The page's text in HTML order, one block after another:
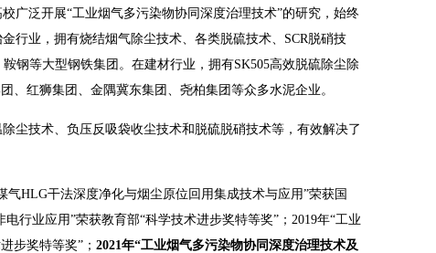
广泛开展“工业烟气多污染物协同深度治理技术”的研究，始终
行业，拥有烧结烟气除尘技术、各类脱硫技术、SCR脱硝技
钢等大型钢铁集团。在建材行业，拥有SK505高效脱硫除尘除
、红狮集团、金隅冀东集团、尧柏集团等众多水泥企业。
尘技术、负压反吸袋收尘技术和脱硫脱硝技术等，有效解决了
HLG干法深度净化与烟尘原位回用集成技术与应用”荣获国
行业应用”荣获教育部“科学技术进步奖特等奖”；2019年“工业
步奖特等奖”； 2021 年“工业烟气多污染物协同深度治理技术及